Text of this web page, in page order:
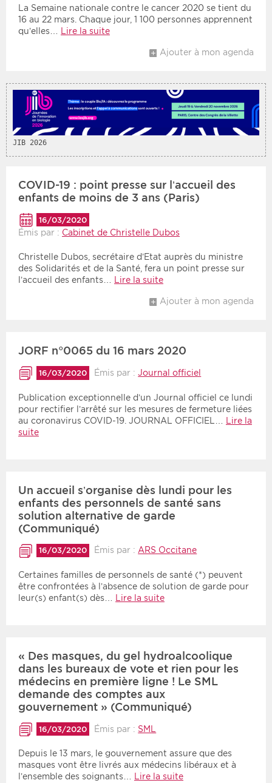
La Semaine nationale contre le cancer 2020 se tient du
16 au 22 mars. Chaque jour, 1 100 personnes apprennent
qu’elles…
Lire la suite
Ajouter à mon agenda
JIB 2026
COVID-19 : point presse sur l’accueil des
enfants de moins de 3 ans (Paris)
16/03/2020
Émis par : Cabinet de Christelle Dubos
Christelle Dubos, secrétaire d’Etat auprès du ministre
des Solidarités et de la Santé, fera un point presse sur
l’accueil des enfants… Lire la suite
Ajouter à mon agenda
JORF n°0065 du 16 mars 2020
16/03/2020 Émis par :Journal officiel
Publication exceptionnelle d’un Journal officiel ce lundi
pour rectifier l’arrêté sur les mesures de fermeture liées
au coronavirus COVID-19. JOURNAL OFFICIEL…
Lire la
suite
Un accueil s’organise dès lundi pour les
enfants des personnels de santé sans
solution alternative de garde
(Communiqué)
16/03/2020 Émis par :ARS Occitane
Certaines familles de personnels de santé (*) peuvent
être confrontées à l’absence de solution de garde pour
leur(s) enfant(s) dès…
Lire la suite
« Des masques, du gel hydroalcoolique
dans les bureaux de vote et rien pour les
médecins en première ligne ! Le SML
demande des comptes aux
gouvernement » (Communiqué)
16/03/2020 Émis par : SML
Depuis le 13 mars, le gouvernement assure que des
masques vont être livrés aux médecins libéraux et à
l’ensemble des soignants…
Lire la suite